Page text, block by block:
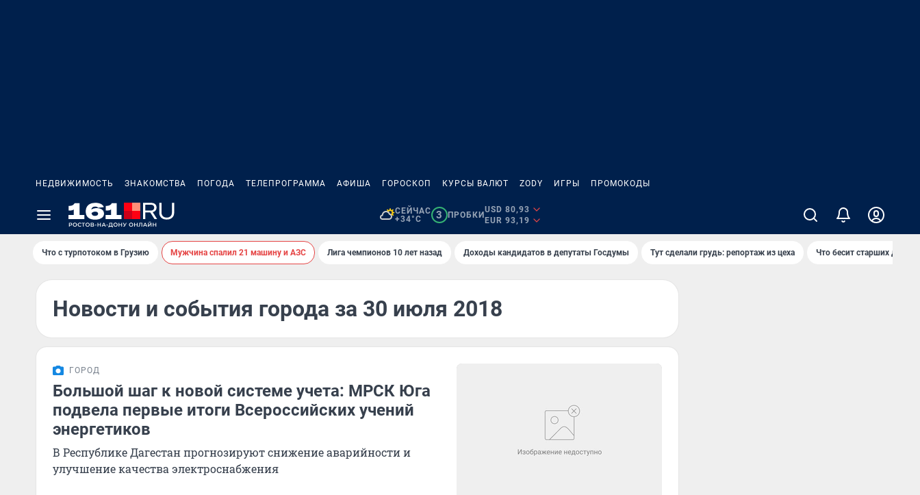
НЕДВИЖИМОСТЬ ЗНАКОМСТВА ПОГОДА ТЕЛЕПРОГРАММА АФИША ГОРОСКОП КУРСЫ ВАЛЮТ ZODY ИГРЫ ПРОМОКОДЫ
СЕЙЧАС
+34°C
3 ПРОБКИ
USD 80,93
EUR 93,19
Что с турпотоком в Грузию Мужчина спалил 21 машину и АЗС Лига чемпионов 10 лет назад Доходы кандидатов в депутаты Госдумы Тут сделали грудь: репортаж из цеха Что бесит старших детей
Новости и события города за 30 июля 2018
ГОРОД
Большой шаг к новой системе учета: МРСК Юга
подвела первые итоги Всероссийских учений
энергетиков
В Республике Дагестан прогнозируют снижение аварийности и
улучшение качества электроснабжения